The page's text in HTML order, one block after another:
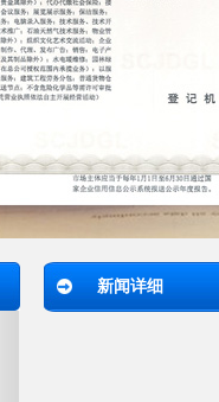
新闻详细